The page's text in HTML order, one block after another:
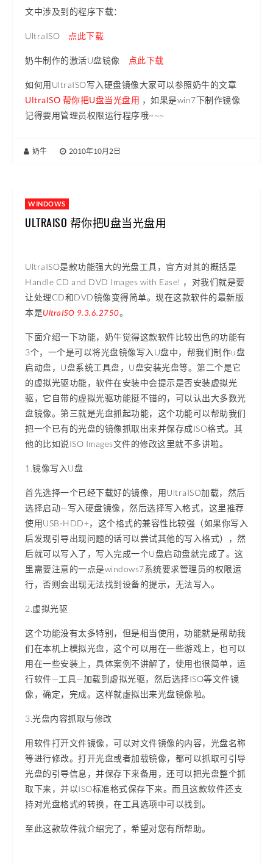
文中涉及到的程序下载：
UltraISO 点此下载
奶牛制作的激活U盘镜像 点此下载
如何用UltraISO写入硬盘镜像大家可以参照奶牛的文章
UltraISO 帮你把U盘当光盘用 ，如果是win7下制作镜像
记得要用管理员权限运行程序哦~~~
奶牛 2010年10月2日
WINDOWS
ULTRAISO 帮你把U盘当光盘用
UltraISO是款功能强大的光盘工具，官方对其的概括是
Handle CD and DVD Images with Ease! ，对我们就是要
让处理CD和DVD镜像变得简单。现在这款软件的最新版
本是UltraISO 9.3.6.2750。
下面介绍一下功能，奶牛觉得这款软件比较出色的功能有
3个，一个是可以将光盘镜像写入U盘中，帮我们制作u盘
启动盘，U盘系统工具盘，U盘安装光盘等。第二个是它
的虚拟光驱功能，软件在安装中会提示是否安装虚拟光
驱，它自带的虚拟光驱功能挺不错的，可以认出大多数光
盘镜像。第三就是光盘抓起功能，这个功能可以帮助我们
把一个已有的光盘的镜像抓取出来并保存成ISO格式。其
他的比如说ISO Images文件的修改这里就不多讲啦。
1.镜像写入U盘
首先选择一个已经下载好的镜像，用UltraISO加载，然后
选择启动—写入硬盘镜像，然后选择写入格式，这里推荐
使用USB-HDD+，这个格式的兼容性比较强（如果你写入
后发现引导出现问题的话可以尝试其他的写入格式），然
后就可以写入了，写入完成一个U盘启动盘就完成了。这
里需要注意的一点是windows7系统要求管理员的权限运
行，否则会出现无法找到设备的提示，无法写入。
2.虚拟光驱
这个功能没有太多特别，但是相当使用，功能就是帮助我
们在本机上模拟光盘，这个可以用在一些游戏上，也可以
用在一些安装上，具体案例不讲解了，使用也很简单，运
行软件—工具—加载到虚拟光驱，然后选择ISO等文件镜
像，确定，完成。这样就虚拟出来光盘镜像啦。
3.光盘内容抓取与修改
用软件打开文件镜像，可以对文件镜像的内容，光盘名称
等进行修改。打开光盘或者加载镜像，都可以抓取可引导
光盘的引导信息，并保存下来备用，还可以把光盘整个抓
取下来，并以ISO标准格式保存下来。而且这款软件还支
持对光盘格式的转换，在工具选项中可以找到。
至此这款软件就介绍完了，希望对您有所帮助。